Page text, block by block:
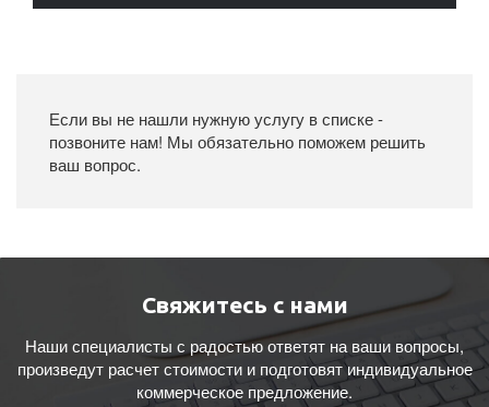
Если вы не нашли нужную услугу в списке -
позвоните нам! Мы обязательно поможем решить
ваш вопрос.
Свяжитесь с нами
Наши специалисты с радостью ответят на ваши вопросы,
произведут расчет стоимости и подготовят индивидуальное
коммерческое предложение.